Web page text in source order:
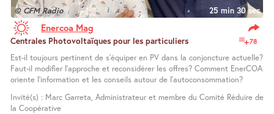
© CFM Radio 25 min 30 sec
Enercoa Mag
78
Centrales Photovoltaïques pour les particuliers
Est-il toujours pertinent de s’équiper en PV dans la conjoncture actuelle?
Faut-il modifier l’approche et reconsidérer les offres? Comment EnerCOA
oriente l’information et les conseils autour de l’autoconsommation?
Invité(s) : Marc Garreta, Administrateur et membre du Comité Réduire de
la Coopérative